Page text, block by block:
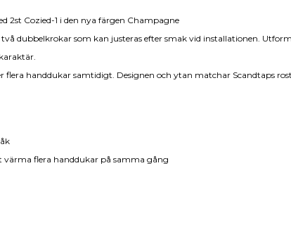
2st Cozied-1 i den nya färgen Champagne
dubbelkrokar som kan justeras efter smak vid installationen.
flera handdukar samtidigt. Designen och ytan matchar Scandtaps
flera handdukar på samma gång